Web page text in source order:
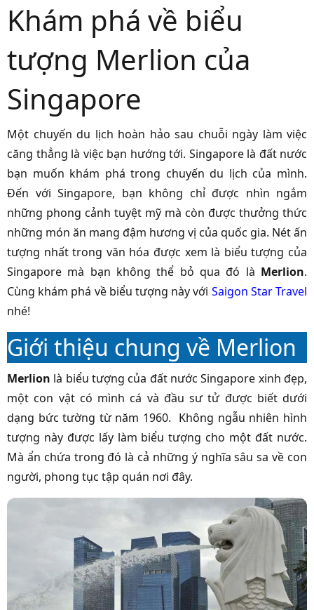
Khám phá về biểu
tượng Merlion của
Singapore
Một chuyến du lịch hoàn hảo sau chuỗi ngày làm việc
căng thẳng là việc bạn hướng tới. Singapore là đất nước
bạn muốn khám phá trong chuyến du lịch của mình.
Đến với Singapore, bạn không chỉ được nhìn ngắm
những phong cảnh tuyệt mỹ mà còn được thưởng thức
những món ăn mang đậm hương vị của quốc gia. Nét ấn
tượng nhất trong văn hóa được xem là biểu tượng của
Singapore mà bạn không thể bỏ qua đó là Merlion.
Cùng khám phá về biểu tượng này với Saigon Star Travel
nhé!
Giới thiệu chung về Merlion
Merlion là biểu tượng của đất nước Singapore xinh đẹp,
một con vật có mình cá và đầu sư tử được biết dưới
dạng bức tường từ năm 1960. Không ngẫu nhiên hình
tượng này được lấy làm biểu tượng cho một đất nước.
Mà ẩn chứa trong đó là cả những ý nghĩa sâu sa về con
người, phong tục tập quán nơi đây.